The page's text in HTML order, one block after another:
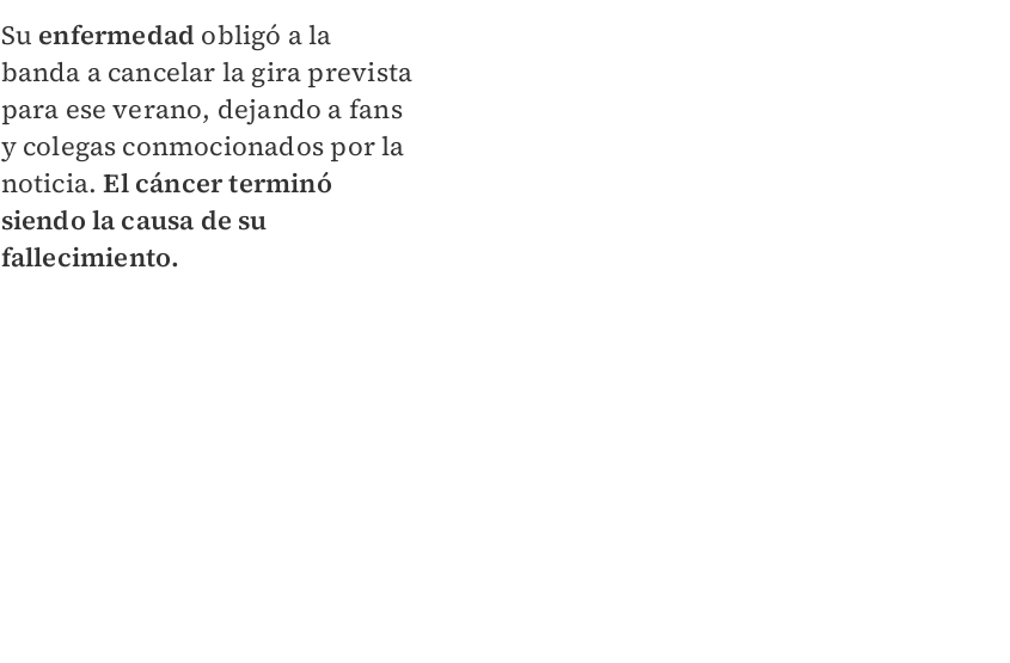
Su enfermedad obligó a la
banda a cancelar la gira prevista
para ese verano, dejando a fans
y colegas conmocionados por la
noticia.El cáncer terminó
siendo la causa de su
fallecimiento.